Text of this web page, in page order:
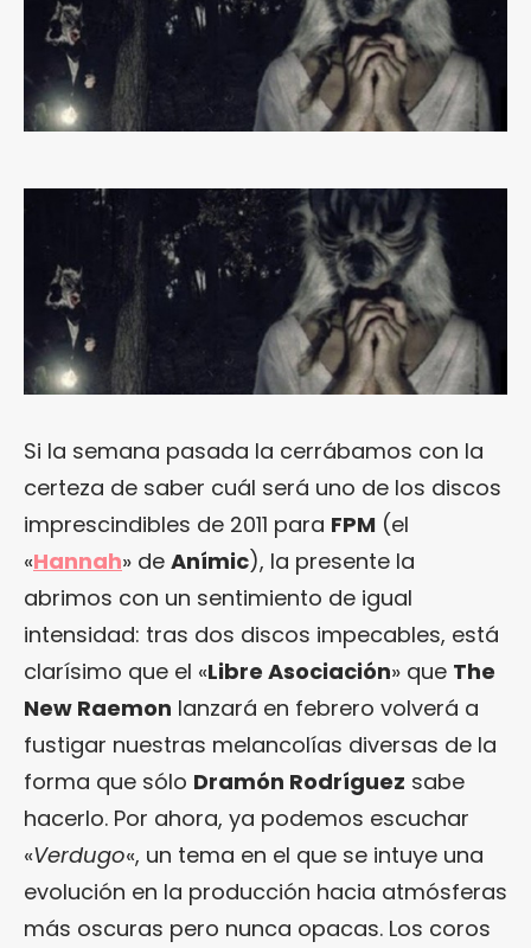
Si la semana pasada la cerrábamos con la
certeza de saber cuál será uno de los discos
imprescindibles de 2011 para FPM (el
«Hannah» de Anímic), la presente la
abrimos con un sentimiento de igual
intensidad: tras dos discos impecables, está
clarísimo que el «Libre Asociación» que The
New Raemon lanzará en febrero volverá a
fustigar nuestras melancolías diversas de la
forma que sólo Dramón Rodríguez sabe
hacerlo. Por ahora, ya podemos escuchar
«Verdugo«, un tema en el que se intuye una
evolución en la producción hacia atmósferas
más oscuras pero nunca opacas. Los coros